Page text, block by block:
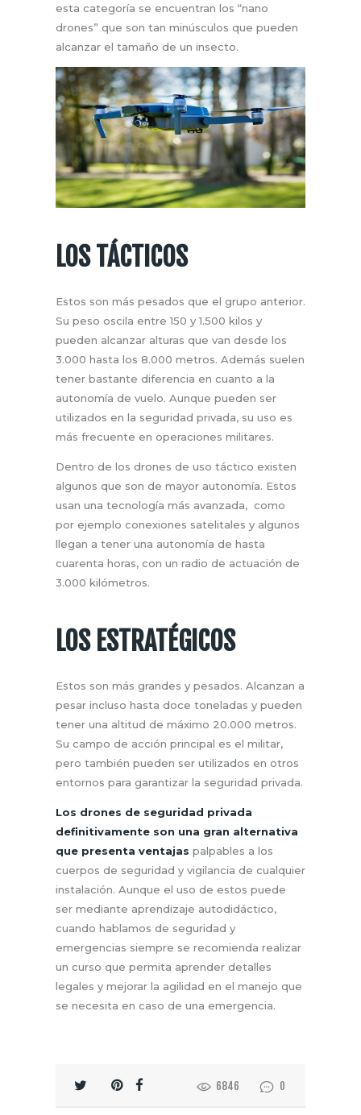
esta categoría se encuentran los “nano
drones” que son tan minúsculos que pueden
alcanzar el tamaño de un insecto.
LOS TÁCTICOS
Estos son más pesados que el grupo anterior.
Su peso oscila entre 150 y 1.500 kilos y
pueden alcanzar alturas que van desde los
3.000 hasta los 8.000 metros. Además suelen
tener bastante diferencia en cuanto a la
autonomía de vuelo. Aunque pueden ser
utilizados en la seguridad privada, su uso es
más frecuente en operaciones militares.
Dentro de los drones de uso táctico existen
algunos que son de mayor autonomía. Estos
usan una tecnología más avanzada, como
por ejemplo conexiones satelitales y algunos
llegan a tener una autonomía de hasta
cuarenta horas, con un radio de actuación de
3.000 kilómetros.
LOS ESTRATÉGICOS
Estos son más grandes y pesados. Alcanzan a
pesar incluso hasta doce toneladas y pueden
tener una altitud de máximo 20.000 metros.
Su campo de acción principal es el militar,
pero también pueden ser utilizados en otros
entornos para garantizar la seguridad privada.
Los drones de seguridad privada
definitivamente son una gran alternativa
que presenta ventajas palpables a los
cuerpos de seguridad y vigilancia de cualquier
instalación. Aunque el uso de estos puede
ser mediante aprendizaje autodidáctico,
cuando hablamos de seguridad y
emergencias siempre se recomienda realizar
un curso que permita aprender detalles
legales y mejorar la agilidad en el manejo que
se necesita en caso de una emergencia.
6846 0